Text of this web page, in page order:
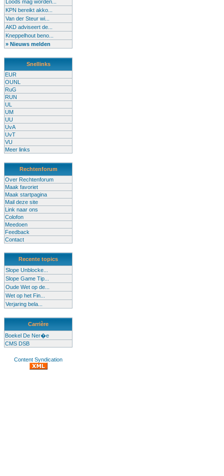
Loods mag worden...
KPN bereikt akko...
Van der Steur wi...
AKD adviseert de...
Kneppelhout beno...
» Nieuws melden
Snellinks
EUR
OUNL
RuG
RUN
UL
UM
UU
UvA
UvT
VU
Meer links
Rechtenforum
Over Rechtenforum
Maak favoriet
Maak startpagina
Mail deze site
Link naar ons
Colofon
Meedoen
Feedback
Contact
Recente topics
Slope Unblocke...
Slope Game Tip...
Oude Wet op de...
Wet op het Fin...
Verjaring bela...
Carrière
Boekel De Ner�e
CMS DSB
Content Syndication